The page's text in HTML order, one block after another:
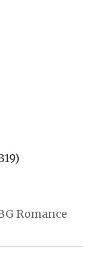
Romance